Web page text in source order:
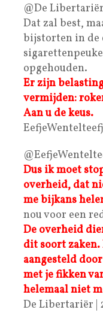
@De
Dat zal best,
bijstorten in de
opgehouden.
Er zijn
vermijden:
Aan u de keus.
Dus ik moet
overheid, dat
me bijkans
nou voor een
De overheid
dit soort zaken.
aangesteld
met je fikken
helemaal niet
De Libertariër |